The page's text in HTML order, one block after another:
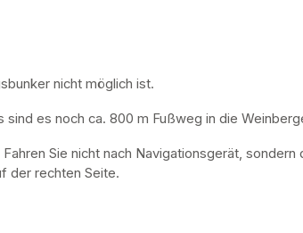
nicht möglich ist.
es noch ca. 800 m Fußweg in die
Sie nicht nach Navigationsgerät,
der rechten Seite.